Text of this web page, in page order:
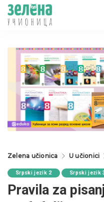
Zelena učionica U učionici
Srpski jezik 2 Srpski jezik
Pravila za